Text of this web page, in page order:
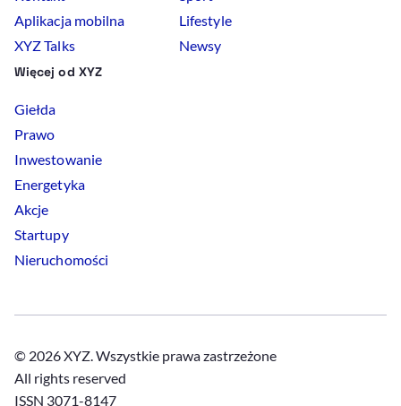
Aplikacja mobilna
XYZ Talks
Lifestyle
Newsy
Więcej od XYZ
Giełda
Prawo
Inwestowanie
Energetyka
Akcje
Startupy
Nieruchomości
© 2026 XYZ. Wszystkie prawa zastrzeżone
All rights reserved
ISSN 3071-8147